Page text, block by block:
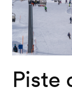
Piste